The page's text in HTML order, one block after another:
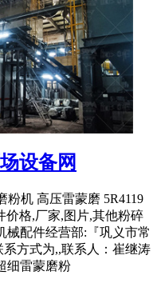
设备网
粉机 高压雷蒙磨 5R4119
价格,厂家,图片,其他粉碎
械配件经营部:『巩义市常
方式为,,联系人：崔继涛
细雷蒙磨粉